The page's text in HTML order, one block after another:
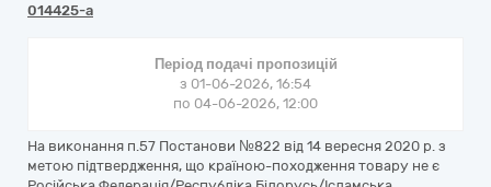
014425-a
Період подачі пропозицій
з 01-06-2026, 16:54
по 04-06-2026, 12:00
На виконання п.57 Постанови №822 від 14 вересня 2020 р. з
метою підтвердження, що країною-походження товару не є